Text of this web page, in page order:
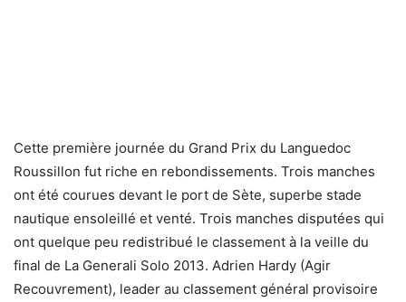
Cette première journée du Grand Prix du Languedoc
Roussillon fut riche en rebondissements. Trois manches
ont été courues devant le port de Sète, superbe stade
nautique ensoleillé et venté. Trois manches disputées qui
ont quelque peu redistribué le classement à la veille du
final de La Generali Solo 2013. Adrien Hardy (Agir
Recouvrement), leader au classement général provisoire